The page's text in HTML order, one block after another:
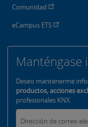
Comunidad
eCampus ETS
Manténgase
Deseo mantenerme
productos, acciones
profesionales KNX.